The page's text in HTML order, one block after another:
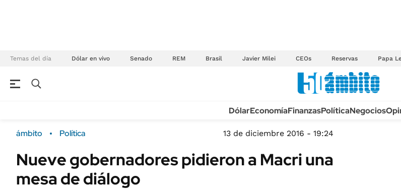
Temas del día Dólar en vivo Senado REM Brasil Javier Milei CEOs Reservas Papa
Campo
FINANZAS
Sustentabilidad
TECNOLOGÍA
MÉXICO
MUNDO
DólarEconomíaFinanzasPolíticaNegocios
ámbito Política 13 de diciembre 2016 - 19:24
Nueve gobernadores pidieron a Macri una
mesa de diálogo